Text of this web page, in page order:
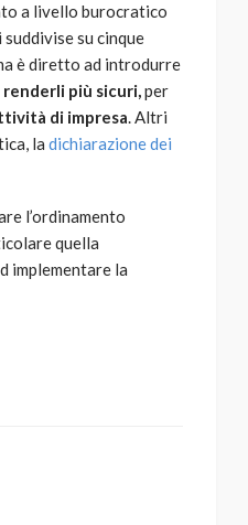
a livello burocratico
su cinque
è diretto ad introdurre
più sicuri,per
di impresa. Altri
la dichiarazione dei
l’ordinamento
quella
implementare la